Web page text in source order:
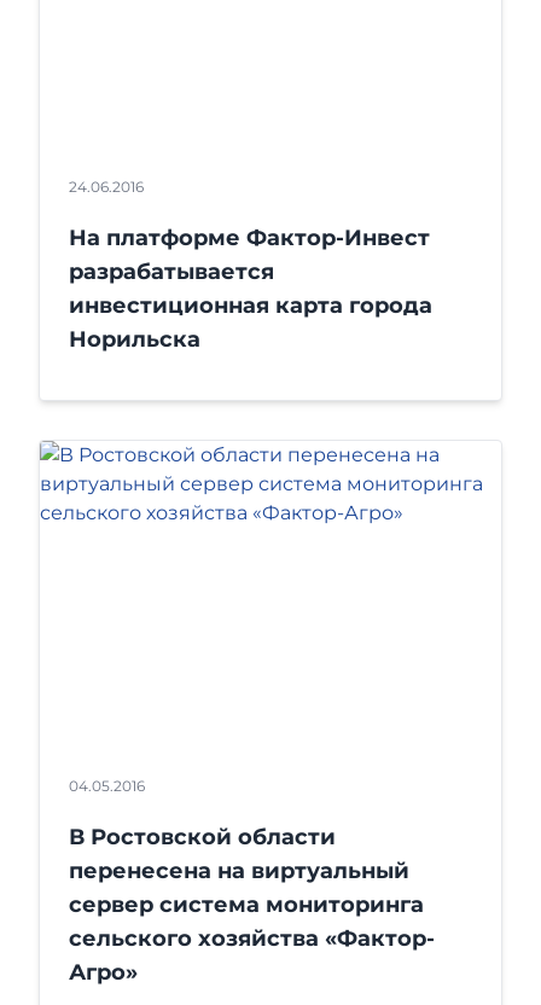
24.06.2016
На платформе Фактор-Инвест
разрабатывается
инвестиционная карта города
Норильска
04.05.2016
В Ростовской области
перенесена на виртуальный
сервер система мониторинга
сельского хозяйства «Фактор-
Агро»